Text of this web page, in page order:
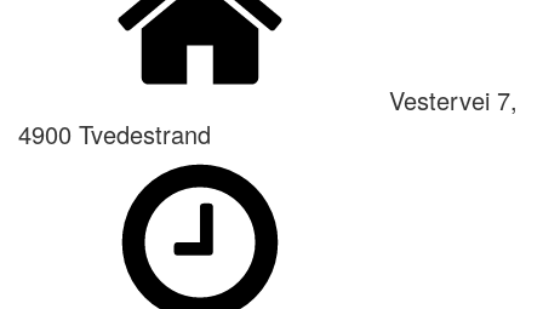
Vestervei 7,
4900 Tvedestrand